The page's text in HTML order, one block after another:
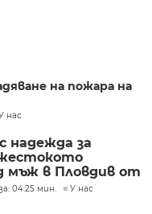
на пожара на
нас
надежда за
мъж в Пловдив от
04:25 мин. У нас